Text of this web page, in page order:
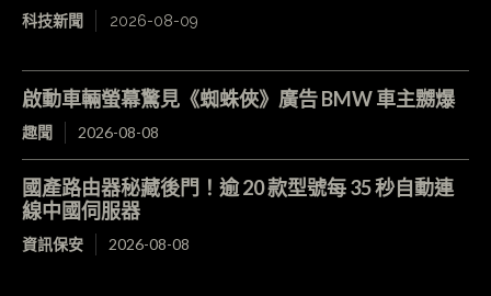
科技新聞 2026-08-09
啟動車輛螢幕驚見《蜘蛛俠》廣告 BMW 車主嬲爆
趣聞 2026-08-08
國產路由器秘藏後門！逾 20 款型號每 35 秒自動連
線中國伺服器
資訊保安 2026-08-08